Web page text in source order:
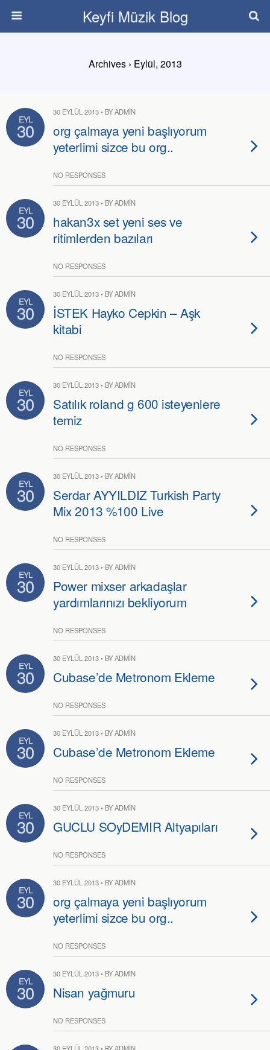
Keyfi Müzik Blog
Archives › Eylül, 2013
EYL
30
30 EYLÜL 2013 • BY ADMIN
org çalmaya yeni başlıyorum
yeterlimi sizce bu org..
NO RESPONSES
EYL
30
30 EYLÜL 2013 • BY ADMIN
hakan3x set yeni ses ve
ritimlerden bazıları
NO RESPONSES
EYL
30
30 EYLÜL 2013 • BY ADMIN
İSTEK Hayko Cepkin – Aşk
kitabi
NO RESPONSES
EYL
30
30 EYLÜL 2013 • BY ADMIN
Satılık roland g 600 isteyenlere
temiz
NO RESPONSES
EYL
30
30 EYLÜL 2013 • BY ADMIN
Serdar AYYILDIZ Turkish Party
Mix 2013 %100 Live
NO RESPONSES
EYL
30
30 EYLÜL 2013 • BY ADMIN
Power mixser arkadaşlar
yardımlarınızı bekliyorum
NO RESPONSES
EYL
30
30 EYLÜL 2013 • BY ADMIN
Cubase’de Metronom Ekleme
NO RESPONSES
EYL
30
30 EYLÜL 2013 • BY ADMIN
Cubase’de Metronom Ekleme
NO RESPONSES
EYL
30
30 EYLÜL 2013 • BY ADMIN
GUCLU SOyDEMIR Altyapıları
NO RESPONSES
EYL
30
30 EYLÜL 2013 • BY ADMIN
org çalmaya yeni başlıyorum
yeterlimi sizce bu org..
NO RESPONSES
EYL
30
30 EYLÜL 2013 • BY ADMIN
Nisan yağmuru
NO RESPONSES